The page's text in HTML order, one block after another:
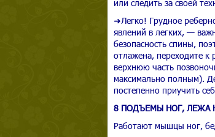
или следить за своей
➜Легко! Грудное
явлений в легких, —
безопасность спины,
отлажена, переходите к
верхнюю часть
максимально полным).
постепенно приучить
8 ПОДЪЕМЫ НОГ, ЛЕЖА
Работают мышцы ног,